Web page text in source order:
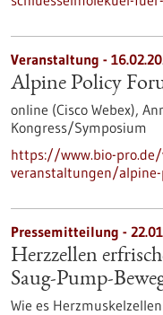
Veranstaltung -
Alpine Policy
online (Cisco Webex),
Kongress/Symposium
https://www.bio-
veranstaltungen/
Pressemitteilung -
Herzzellen
Saug-Pump-
Wie es